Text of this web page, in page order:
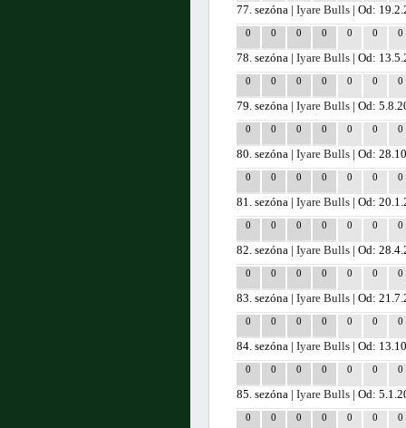
77. sezóna |Iyare Bulls | Od:
0 0 0 0 0 0 0
78. sezóna |Iyare Bulls | Od:
0 0 0 0 0 0 0
79. sezóna |Iyare Bulls | Od:
0 0 0 0 0 0 0
80. sezóna |Iyare Bulls | Od:
0 0 0 0 0 0 0
81. sezóna |Iyare Bulls | Od:
0 0 0 0 0 0 0
82. sezóna |Iyare Bulls | Od:
0 0 0 0 0 0 0
83. sezóna |Iyare Bulls | Od:
0 0 0 0 0 0 0
84. sezóna |Iyare Bulls | Od:
0 0 0 0 0 0 0
85. sezóna |Iyare Bulls | Od:
0 0 0 0 0 0 0